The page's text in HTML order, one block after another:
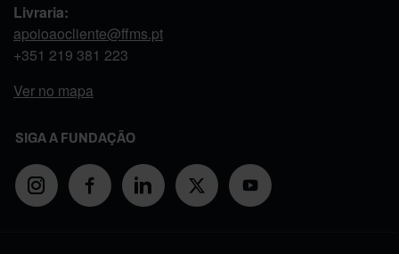
Livraria:
apoioaocliente@ffms.pt
+351 219 381 223
Ver no mapa
SIGA A FUNDAÇÃO